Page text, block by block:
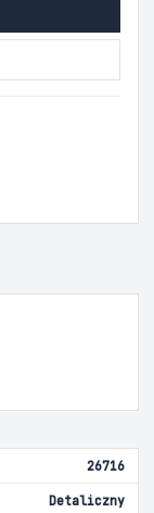
26716
Detaliczny